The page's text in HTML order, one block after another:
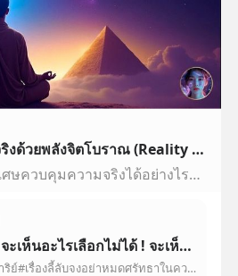
ตาที่ 3 ยกระดับชีวิต ควบคุมความจริงด้วยพลังจิตโบราณ (Reality Shifting) | จักรวาลแห่งจิตวิญญาณ
เคยสงสัยไหมว่าคนโบราณมีพลังพิเศษควบคุมความจริงได้อย่างไรความลับอยู่ที่ ”ตาที่สาม”!เรียนรู้วิธีปลดล็อกพลังจิตโบราณเพื่อเปลี่ยนชีวิตและควบคุมความจริง (Reality…
เมื่อตาที่สามเปิด จะเห็นอะไรเลือกไม่ได้ ! จะเห็นผี เห็นเทวดา เห็นไปกี่ภพภูมิ จะเปิดตาที่สามคิดดี ๆ
#นะโมสตอรี่#ปาฏิหาริย์#เรื่องลี้ลับจงอย่าหมดศรัทธาในความดีไม่ว่าจะมีคนเห็นหรือไม่มีคนเห็นก็ตามเพราะการทำความดีเป็นรางวัลอันประเสริฐอยู่แล้วในตัวของมันเองไม่เ…